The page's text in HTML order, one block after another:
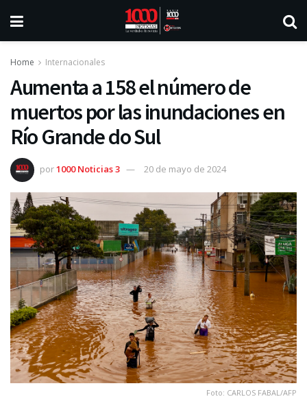
Home Internacionales
Aumenta a 158 el número de
muertos por las inundaciones en
Río Grande do Sul
por1000 Noticias 3 20 de mayo de 2024
Foto: CARLOS FABAL/AFP